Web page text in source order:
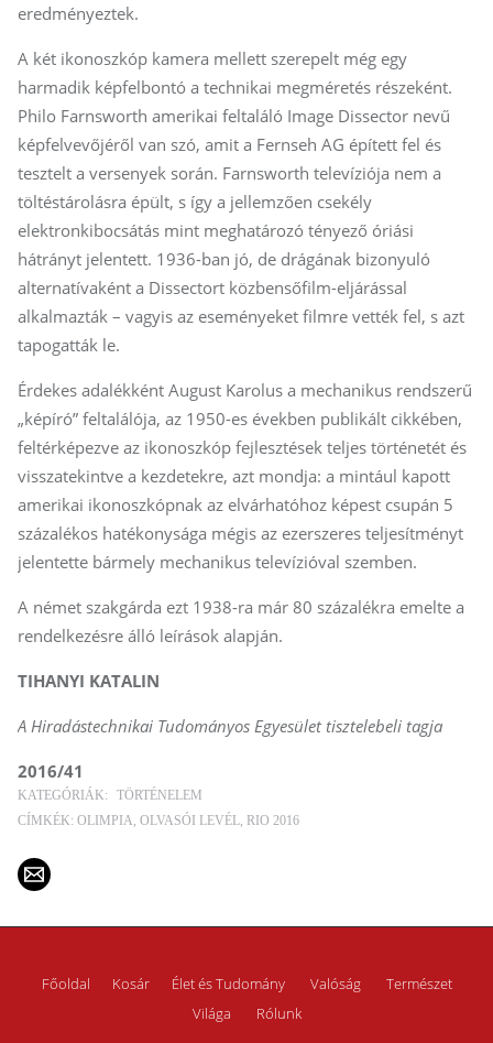
eredményeztek.
A két ikonoszkóp kamera mellett szerepelt még egy
harmadik képfelbontó a technikai megméretés részeként.
Philo Farnsworth amerikai feltaláló Image Dissector nevű
képfelvevőjéről van szó, amit a Fernseh AG épített fel és
tesztelt a versenyek során. Farnsworth televíziója nem a
töltéstárolásra épült, s így a jellemzően csekély
elektronkibocsátás mint meghatározó tényező óriási
hátrányt jelentett. 1936-ban jó, de drágának bizonyuló
alternatívaként a Dissectort közbensőfilm-eljárással
alkalmazták – vagyis az eseményeket filmre vették fel, s azt
tapogatták le.
Érdekes adalékként August Karolus a mechanikus rendszerű
„képíró” feltalálója, az 1950-es években publikált cikkében,
feltérképezve az ikonoszkóp fejlesztések teljes történetét és
visszatekintve a kezdetekre, azt mondja: a mintául kapott
amerikai ikonoszkópnak az elvárhatóhoz képest csupán 5
százalékos hatékonysága mégis az ezerszeres teljesítményt
jelentette bármely mechanikus televízióval szemben.
A német szakgárda ezt 1938-ra már 80 százalékra emelte a
rendelkezésre álló leírások alapján.
TIHANYI KATALIN
A Hiradástechnikai Tudományos Egyesület tisztelebeli tagja
2016/41
KATEGÓRIÁK:
TÖRTÉNELEM
CÍMKÉK: OLIMPIA OLVASÓI LEVÉL RIO 2016
Főoldal Kosár Élet és Tudomány Valóság
Természet
Világa
Rólunk